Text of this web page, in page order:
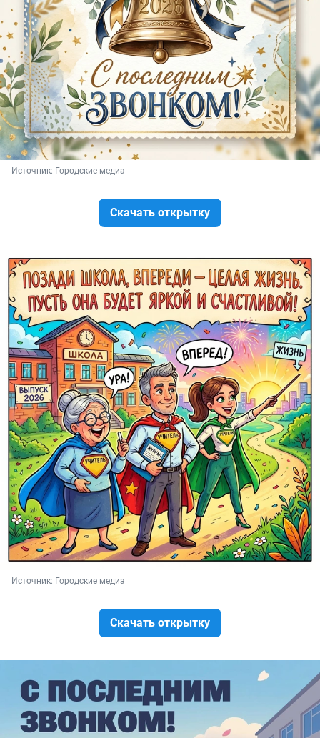
Источник: Городские медиа
Скачать открытку
Источник: Городские медиа
Скачать открытку